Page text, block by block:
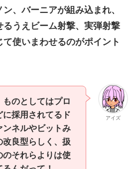
、バーニアが組み込まれ、
るうえビーム射撃、実弾射撃
て使いまわせるのがポイント
アイズ
のとしてはプロ
に採用されてるド
ンネルやビットみ
改良型らしく、扱
のそれらよりは使